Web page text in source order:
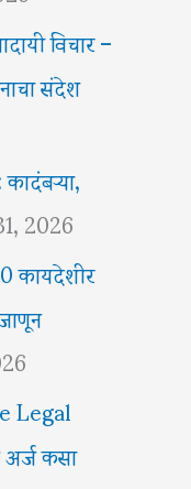
विचार –
संदेश
2026
कायदेशीर
Legal
कसा